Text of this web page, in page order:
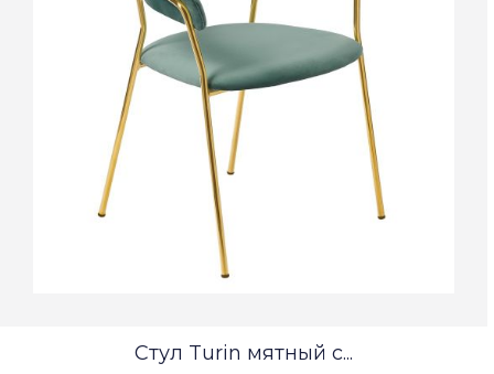
Стул Turin мятный с...